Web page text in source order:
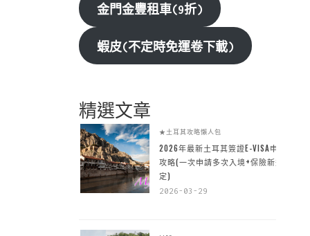
金門金豐租車(9折)
蝦皮(不定時免運卷下載)
精選文章
★土耳其攻略懶人包
2026年最新土耳其簽證E-VISA申請
攻略(一次申請多次入境+保險新規
定)
2026-03-29